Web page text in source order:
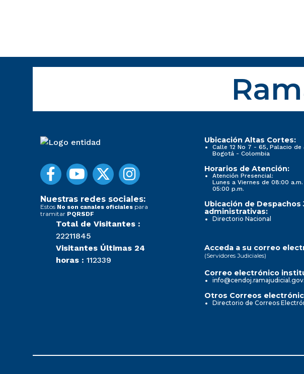
Nuestras redes sociales:
Estos No son canales oficiales para
tramitar PQRSDF
Total de Visitantes :
22211845
Visitantes Últimas 24
horas : 112339
Ubicación Altas Cortes:
Calle 12 No 7 - 65, Palacio
Bogotá - Colombia
Horarios de Atención:
Atención Presencial:
Lunes a Viernes de 08:00
05:00 p.m.
Ubicación de Despachos
administrativas:
Directorio Nacional
Acceda a su correo
(Servidores Judiciales)
Correo electrónico
Otros Correos
Directorio de Correos